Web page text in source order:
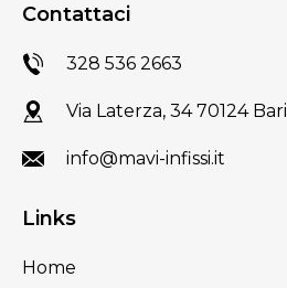
Contattaci
328 536 2663
Via Laterza, 34 70124 Bari
info@mavi-infissi.it
Links
Home